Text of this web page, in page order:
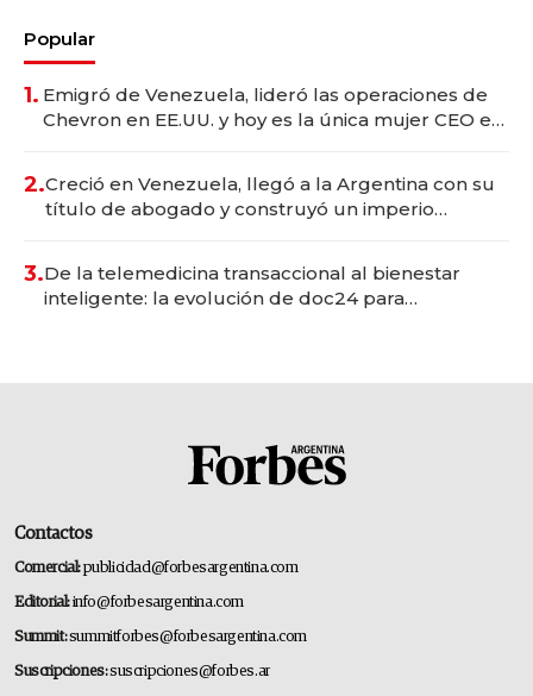
Popular
1. Emigró de Venezuela, lideró las operaciones de
Chevron en EE.UU. y hoy es la única mujer CEO en
2.Creció en Venezuela, llegó a la Argentina con su
título de abogado y construyó un imperio
3.De la telemedicina transaccional al bienestar
inteligente: la evolución de doc24 para
Contactos
Comercial:publicidad@forbesargentina.com
Editorial:info@forbesargentina.com
Summit:summitforbes@forbesargentina.com
Suscripciones:suscripciones@forbes.ar